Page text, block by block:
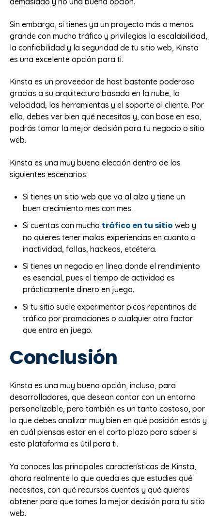
Sin embargo, si tienes ya un proyecto más o menos
grande con mucho tráfico y privilegias la escalabilidad,
la confiabilidad y la seguridad de tu sitio web, Kinsta
es una excelente opción para ti.
Kinsta es un proveedor de host bastante poderoso
gracias a su arquitectura basada en la nube, la
velocidad, las herramientas y el soporte al cliente. Por
ello, debes ver bien qué necesitas y, con base en eso,
podrás tomar la mejor decisión para tu negocio o sitio
web.
Kinsta es una muy buena elección dentro de los
siguientes escenarios:
Si tienes un sitio web que va al alza y tiene un
buen crecimiento mes con mes.
Si cuentas con mucho tráfico en tu sitio web y
no quieres tener malas experiencias en cuanto a
inactividad, fallas, hackeos, etcétera.
Si tienes un negocio en línea donde el rendimiento
es esencial, pues el tiempo de actividad es
prácticamente dinero en juego.
Si tu sitio suele experimentar picos repentinos de
tráfico por promociones o cualquier otro factor
que entra en juego.
Conclusión
Kinsta es una muy buena opción, incluso, para
desarrolladores, que desean contar con un entorno
personalizable, pero también es un tanto costoso, por
lo que debes analizar muy bien en qué posición estás y
en cuál piensas estar en el corto plazo para saber si
esta plataforma es útil para ti.
Ya conoces las principales características de Kinsta,
ahora realmente lo que queda es que estudies qué
necesitas, con qué recursos cuentas y qué quieres
obtener para que tomes la mejor decisión para tu sitio
web.